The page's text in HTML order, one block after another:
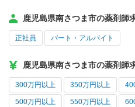
鹿児島県南さつま市の薬剤師
正社員 パート・アルバイト
鹿児島県南さつま市の薬剤師
300万円以上 350万円以上
500万円以上 550万円以上